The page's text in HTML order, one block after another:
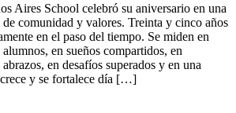
Aires School celebró su aniversario en una
comunidad y valores. Treinta y cinco años
en el paso del tiempo. Se miden en
alumnos, en sueños compartidos, en
en desafíos superados y en una
y se fortalece día […]